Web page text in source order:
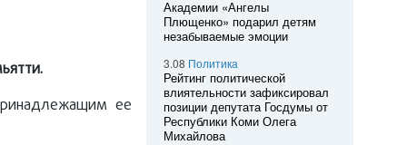
ее
Академии «Ангелы
Плющенко» подарил детям
незабываемые эмоции
3.08 Политика
Рейтинг политической
влиятельности зафиксировал
позиции депутата Госдумы от
Республики Коми Олега
Михайлова